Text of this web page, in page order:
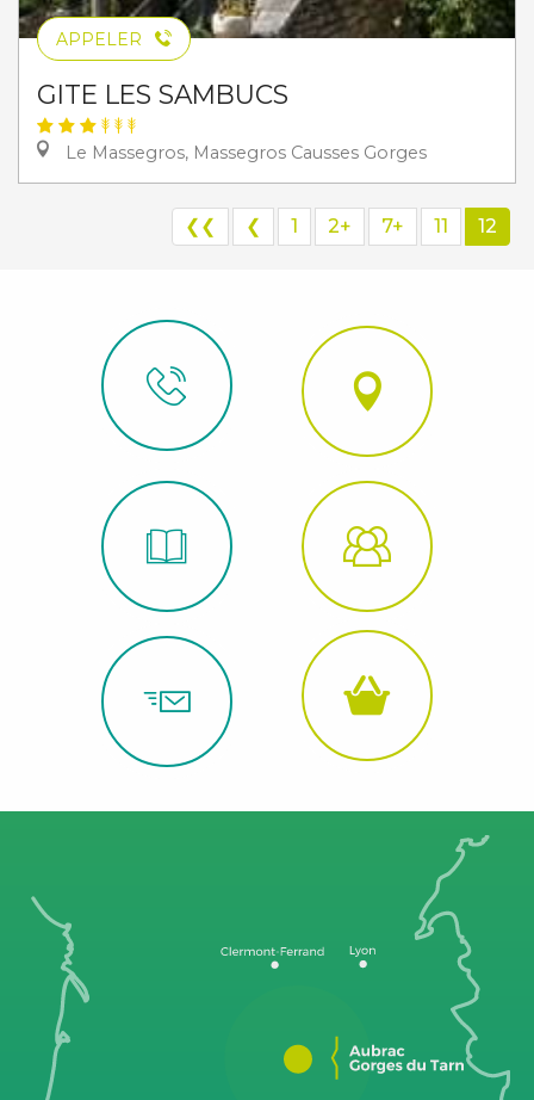
APPELER
GITE LES SAMBUCS
Le Massegros, Massegros Causses Gorges
❮❮ ❮ 1 2+ 7+ 11 12